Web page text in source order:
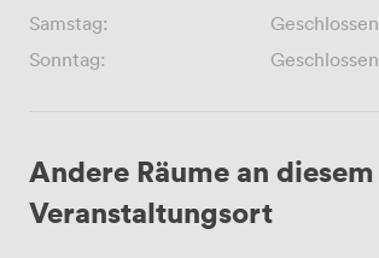
Samstag:
Geschlossen
Sonntag:
Geschlossen
Andere Räume an diesem
Veranstaltungsort